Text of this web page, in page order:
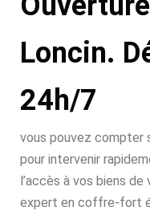
Loncin.
24h/7
vous pouvez compter
pour intervenir
l’accès à vos biens de
expert en coffre-fort